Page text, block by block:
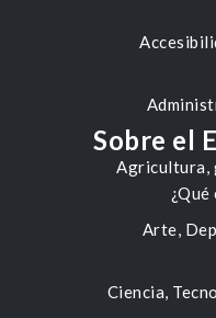
Agricultura,
Arte,
Ciencia,
Sobre el
¿Qué